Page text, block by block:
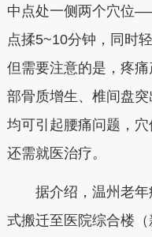
中点处一侧两个穴位
点揉5~10分钟，同时
但需要注意的是，疼
部骨质增生、椎间盘
均可引起腰痛问题，穴
还需就医治疗。
据介绍，温州老年
式搬迁至医院综合楼